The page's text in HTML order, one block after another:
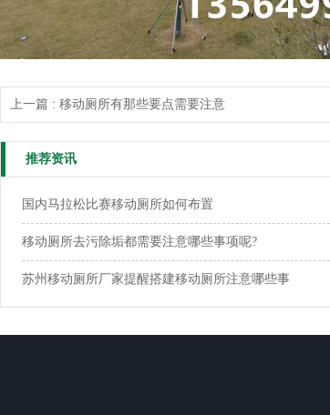
上一篇 : 移动厕所有那些要点需要注意
推荐资讯
国内马拉松比赛移动厕所如何布置
移动厕所去污除垢都需要注意哪些事项呢?
苏州移动厕所厂家提醒搭建移动厕所注意哪些事